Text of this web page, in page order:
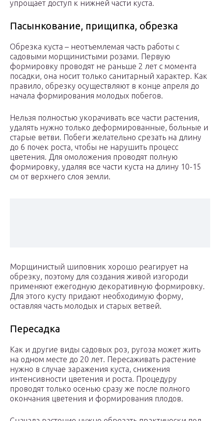
упрощает доступ к нижней части куста.
Пасынкование, прищипка, обрезка
Обрезка куста – неотъемлемая часть работы с
садовыми морщинистыми розами. Первую
формировку проводят не раньше 2 лет с момента
посадки, она носит только санитарный характер. Как
правило, обрезку осуществляют в конце апреля до
начала формирования молодых побегов.
Нельзя полностью укорачивать все части растения,
удалять нужно только деформированные, больные и
старые ветви. Побеги желательно срезать на длину
до 6 почек роста, чтобы не нарушить процесс
цветения. Для омоложения проводят полную
формировку, удаляя все части куста на длину 10-15
см от верхнего слоя земли.
Морщинистый шиповник хорошо реагирует на
обрезку, поэтому для создания живой изгороди
применяют ежегодную декоративную формировку.
Для этого кусту придают необходимую форму,
оставляя часть молодых и старых ветвей.
Пересадка
Как и другие виды садовых роз, ругоза может жить
на одном месте до 20 лет. Пересаживать растение
нужно в случае заражения куста, снижения
интенсивности цветения и роста. Процедуру
проводят только осенью сразу же после полного
окончания цветения и формирования плодов.